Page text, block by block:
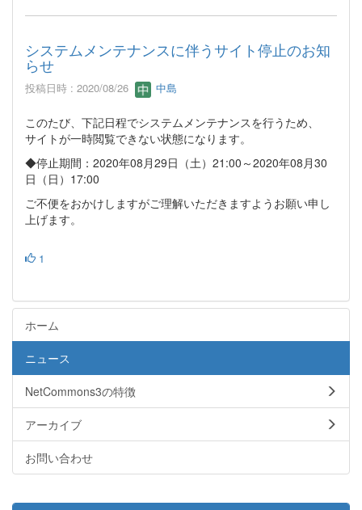
システムメンテナンスに伴うサイト停止のお知
らせ
投稿日時 : 2020/08/26 中島
このたび、下記日程でシステムメンテナンスを行うため、
サイトが一時閲覧できない状態になります。
◆停止期間：2020年08月29日（土）21:00～2020年08月30
日（日）17:00
ご不便をおかけしますがご理解いただきますようお願い申し
上げます。
1
ホーム
ニュース
NetCommons3の特徴
アーカイブ
お問い合わせ